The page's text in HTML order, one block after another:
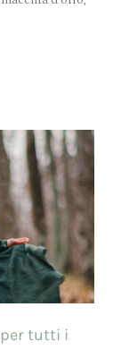
tutti i